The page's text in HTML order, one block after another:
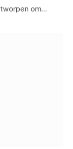
om…